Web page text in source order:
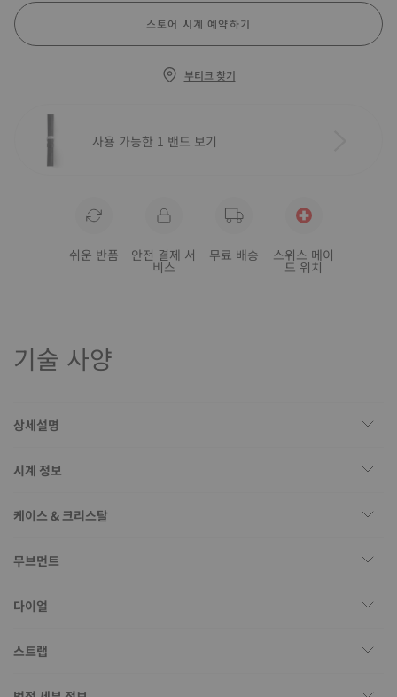
스토어 시계 예약하기
부티크 찾기
사용 가능한 1 밴드 보기
쉬운 반품 안전 결제 서
비스
무료 배송 스위스 메이
드 워치
기술 사양
상세설명
시계 정보
케이스 & 크리스탈
무브먼트
다이얼
스트랩